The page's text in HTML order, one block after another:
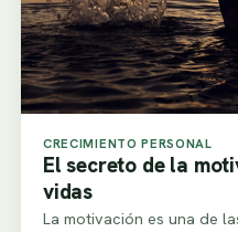
CRECIMIENTO PERSONAL
El secreto de la
vidas
La motivación es una de